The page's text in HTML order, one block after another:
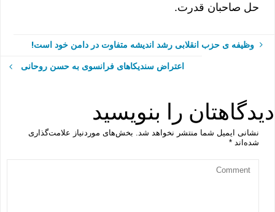
حل صاحبان قدرت.
وظیفه ی حزب انقلابی رشد اندیشه متفاوت در دامن خود است!
اعتراض سندیکاهای فرانسوی به حسن روحانی
دیدگاهتان را بنویسید
نشانی ایمیل شما منتشر نخواهد شد.
بخش‌های موردنیاز علامت‌گذاری
شده‌اند *